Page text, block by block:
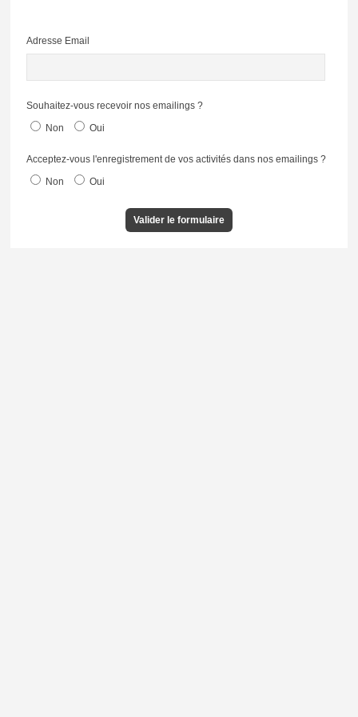
Adresse Email
Souhaitez-vous recevoir nos emailings ?
Non
Oui
Acceptez-vous l'enregistrement de vos activités dans nos emailings ?
Non
Oui
Valider le formulaire